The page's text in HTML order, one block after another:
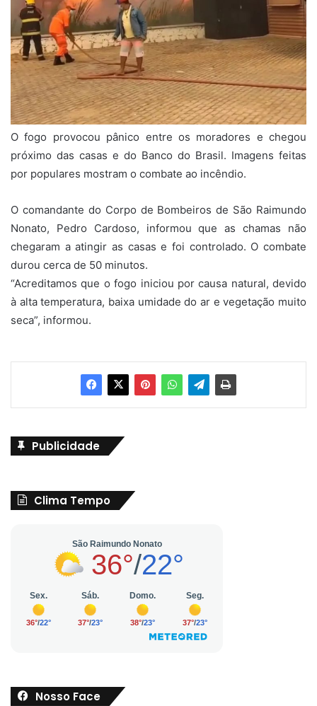
O fogo provocou pânico entre os moradores e chegou
próximo das casas e do Banco do Brasil. Imagens feitas
por populares mostram o combate ao incêndio.
O comandante do Corpo de Bombeiros de São Raimundo
Nonato, Pedro Cardoso, informou que as chamas não
chegaram a atingir as casas e foi controlado. O combate
durou cerca de 50 minutos.
“Acreditamos que o fogo iniciou por causa natural, devido
à alta temperatura, baixa umidade do ar e vegetação muito
seca”, informou.
Publicidade
Clima Tempo
Nosso Face